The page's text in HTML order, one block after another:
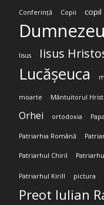
Conferință Copii copil
Dumnezeu
Iisus Iisus
Lucășeuca
moarte Mântuitorul
Orhei ortodoxia
Patriarhia Română
Patriarhul Chiril
Patriarhul Kirill pictura
Preot Iulian